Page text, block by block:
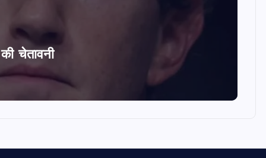
की चेतावनी